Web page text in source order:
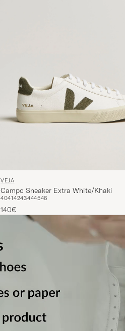
VEJA
Campo Sneaker Extra White/Khaki
40414243444546
140€